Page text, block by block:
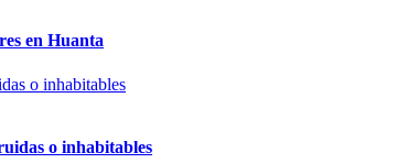
en Huanta
o inhabitables